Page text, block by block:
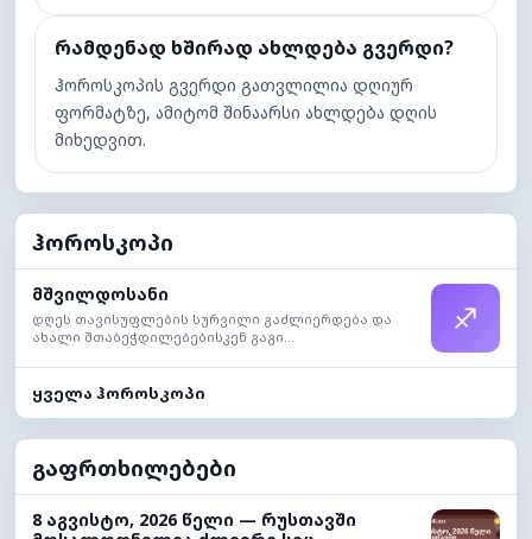
რამდენად ხშირად ახლდება გვერდი?
ჰოროსკოპის გვერდი გათვლილია დღიურ
ფორმატზე, ამიტომ შინაარსი ახლდება დღის
მიხედვით.
ჰოროსკოპი
მშვილდოსანი
დღეს თავისუფლების სურვილი გაძლიერდება და
ახალი შთაბეჭდილებებისკენ გაგი...
♐
ყველა ჰოროსკოპი
გაფრთხილებები
8 აგვისტო, 2026 წელი — რუსთავში